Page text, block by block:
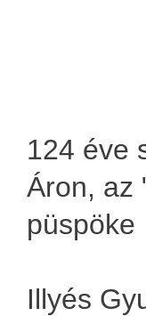
124 éve
Áron, az
püspöke
Illyés